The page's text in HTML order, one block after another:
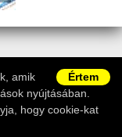
Értem
amik
nyújtásában.
hogy cookie-kat
ÁSZF|
Ügyfélszolgálat